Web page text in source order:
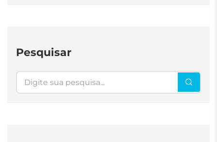
Pesquisar
Pesquisar